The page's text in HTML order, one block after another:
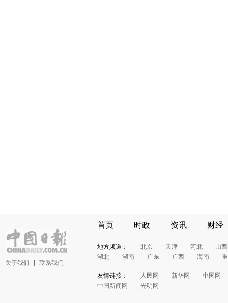
关于我们 联系我们
首页 时政 资讯 财经
地方频道： 北京 天津 河北
山西
湖北
湖南 广东 广西 海南
友情链接： 人民网 新华网
中国网
中国新闻网
光明网